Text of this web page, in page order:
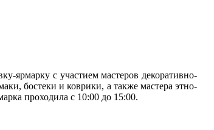
ярмарку с участием мастеров декоративно-
бостеки и коврики, а также мастера этно-
проходила с 10:00 до 15:00.